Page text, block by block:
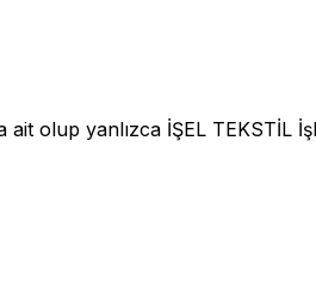
olup yanlızca İŞEL TEKSTİL